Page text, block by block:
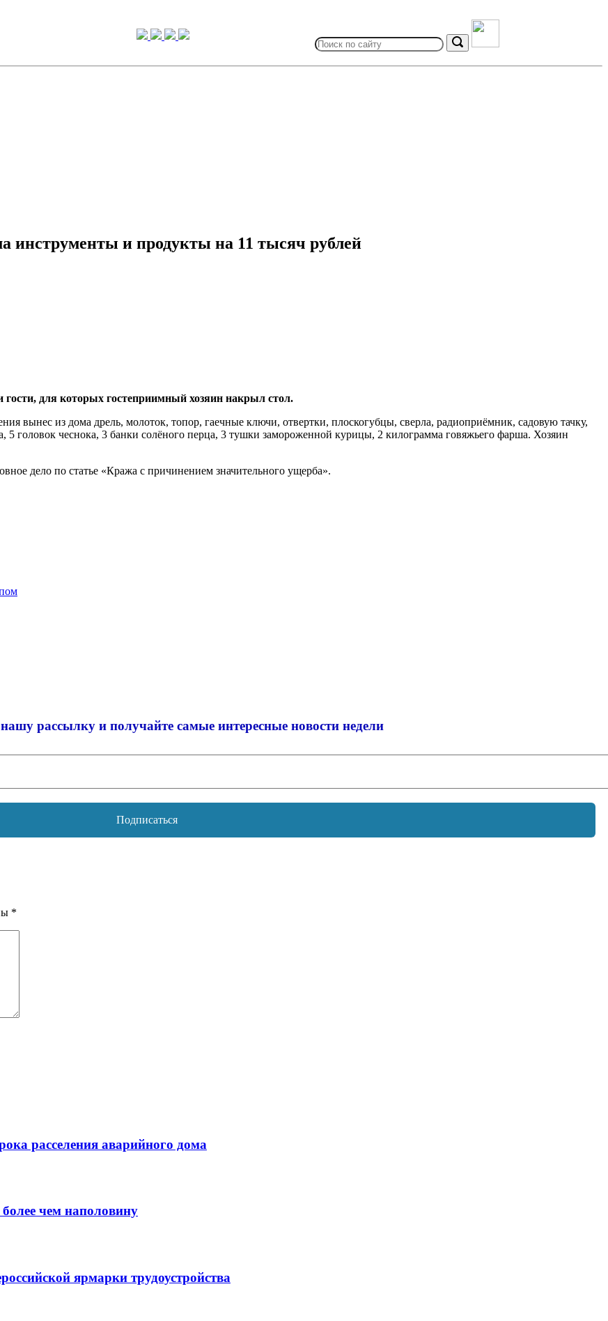
for:
Search
инструменты и продукты на 11 тысяч рублей
для которых гостеприимный хозяин накрыл стол.
вынес из дома дрель, молоток, топор, гаечные ключи, отвертки, плоскогубцы, сверла, радиоприёмник, садовую тачку,
головок чеснока, 3 банки солёного перца, 3 тушки замороженной курицы, 2 килограмма говяжьего фарша. Хозяин
дело по статье «Кража с причинением значительного ущерба».
рассылку и получайте самые интересные новости недели
*
расселения аварийного дома
чем наполовину
ярмарки трудоустройства